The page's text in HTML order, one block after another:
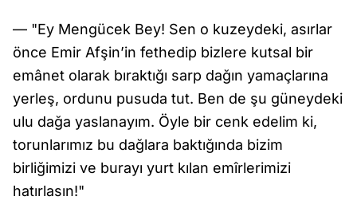
— "Ey Mengücek Bey! Sen o kuzeydeki, asırlar
önce Emir Afşin’in fethedip bizlere kutsal bir
emânet olarak bıraktığı sarp dağın yamaçlarına
yerleş, ordunu pusuda tut. Ben de şu güneydeki
ulu dağa yaslanayım. Öyle bir cenk edelim ki,
torunlarımız bu dağlara baktığında bizim
birliğimizi ve burayı yurt kılan emîrlerimizi
hatırlasın!"